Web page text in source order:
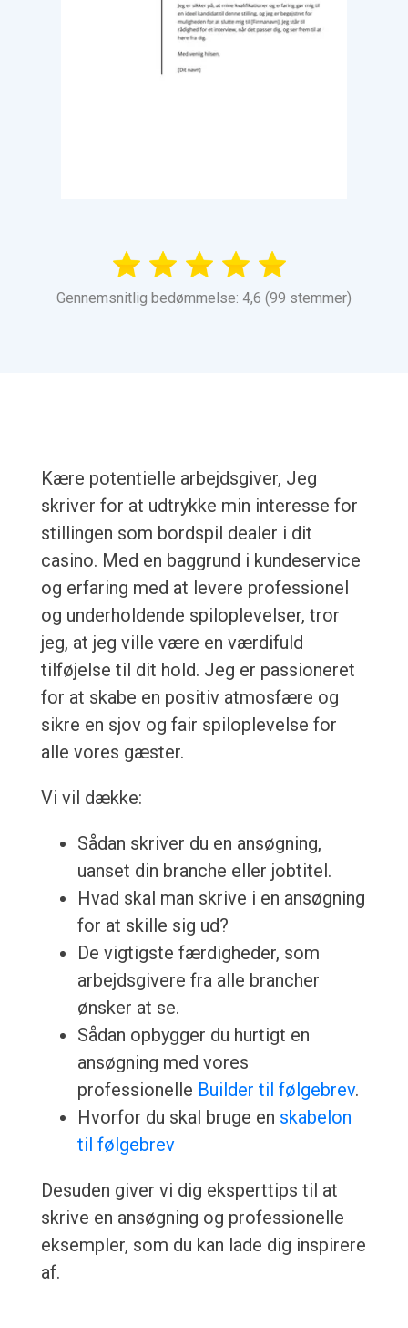
Gennemsnitlig bedømmelse: 4,6 (99 stemmer)
Kære potentielle arbejdsgiver, Jeg
skriver for at udtrykke min interesse for
stillingen som bordspil dealer i dit
casino. Med en baggrund i kundeservice
og erfaring med at levere professionel
og underholdende spiloplevelser, tror
jeg, at jeg ville være en værdifuld
tilføjelse til dit hold. Jeg er passioneret
for at skabe en positiv atmosfære og
sikre en sjov og fair spiloplevelse for
alle vores gæster.
Vi vil dække:
Sådan skriver du en ansøgning,
uanset din branche eller jobtitel.
Hvad skal man skrive i en ansøgning
for at skille sig ud?
De vigtigste færdigheder, som
arbejdsgivere fra alle brancher
ønsker at se.
Sådan opbygger du hurtigt en
ansøgning med vores
professionelle Builder til følgebrev.
Hvorfor du skal bruge en skabelon
til følgebrev
Desuden giver vi dig eksperttips til at
skrive en ansøgning og professionelle
eksempler, som du kan lade dig inspirere
af.